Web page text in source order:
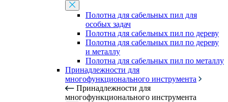
Полотна для сабельных пил для
особых задач
Полотна для сабельных пил по дереву
Полотна для сабельных пил по дереву
и металлу
Полотна для сабельных пил по металлу
Принадлежности для
многофункционального инструмента
Принадлежности для
многофункционального инструмента